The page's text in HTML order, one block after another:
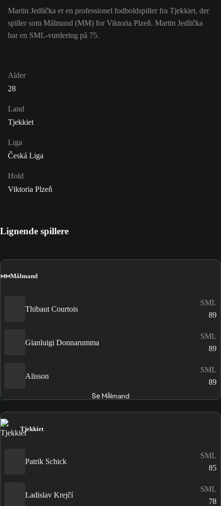
Martin Jedlička er en professionel fodboldspiller fra Tjekkiet, der
spiller som Målmand (MM) for Viktoria Plzeň. Martin Jedlička
har en SML-vurdering på 75.
Alder
28
Land
Tjekkiet
Liga
Česká Liga
Hold
Viktoria Plzeň
Lignende spillere
MMMålmand
Thibaut Courtois
SML
89
Gianluigi Donnarumma
SML
89
Alisson
SML
89
Se Målmand
Tjekkiet
Patrik Schick
SML
85
Ladislav Krejčí
SML
78